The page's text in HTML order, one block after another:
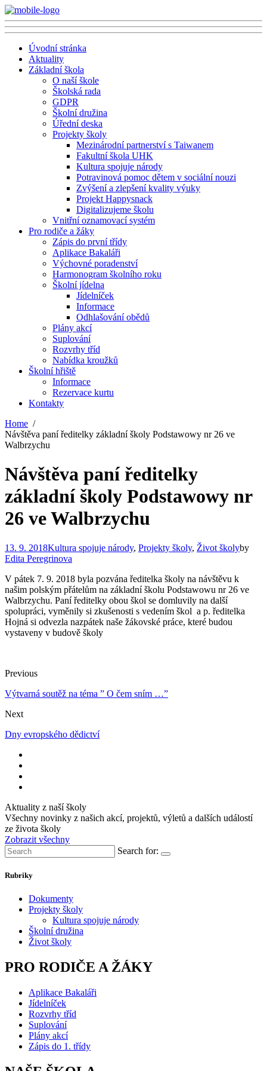
Úvodní stránka
Aktuality
Základní škola
O naší škole
Školská rada
GDPR
Školní družina
Úřední deska
Projekty školy
Mezinárodní partnerství s Taiwanem
Fakultní škola UHK
Kultura spojuje národy
Potravinová pomoc dětem v sociální nouzi
Zvýšení a zlepšení kvality výuky
Projekt Happysnack
Digitalizujeme školu
Vnitřní oznamovací systém
Pro rodiče a žáky
Zápis do první třídy
Aplikace Bakaláři
Výchovné poradenství
Harmonogram školního roku
Školní jídelna
Jídelníček
Informace
Odhlašování obědů
Plány akcí
Suplování
Rozvrhy tříd
Nabídka kroužků
Školní hřiště
Informace
Rezervace kurtu
Kontakty
Home
Návštěva paní ředitelky základní školy Podstawowy nr 26 ve
Walbrzychu
Návštěva paní ředitelky
základní školy Podstawowy nr
26 ve Walbrzychu
13. 9. 2018Kultura spojuje národy, Projekty školy, Život školyby
Edita Peregrinova
V pátek 7. 9. 2018 byla pozvána ředitelka školy na návštěvu k
našim polským přátelům na základní školu Podstawowu nr 26 ve
Walbrzychu. Paní ředitelky obou škol se domluvily na další
spolupráci, vyměnily si zkušenosti s vedením škol a p. ředitelka
Hojná si odvezla nazpátek naše žákovské práce, které budou
vystaveny v budově školy
Previous
Výtvarná soutěž na téma ” O čem sním …”
Next
Dny evropského dědictví
Aktuality z naší školy
Všechny novinky z našich akcí, projektů, výletů a dalších událostí
ze života školy
Zobrazit všechny
Search for:
Rubriky
Dokumenty
Projekty školy
Kultura spojuje národy
Školní družina
Život školy
PRO RODIČE A ŽÁKY
Aplikace Bakaláři
Jídelníček
Rozvrhy tříd
Suplování
Plány akcí
Zápis do 1. třídy